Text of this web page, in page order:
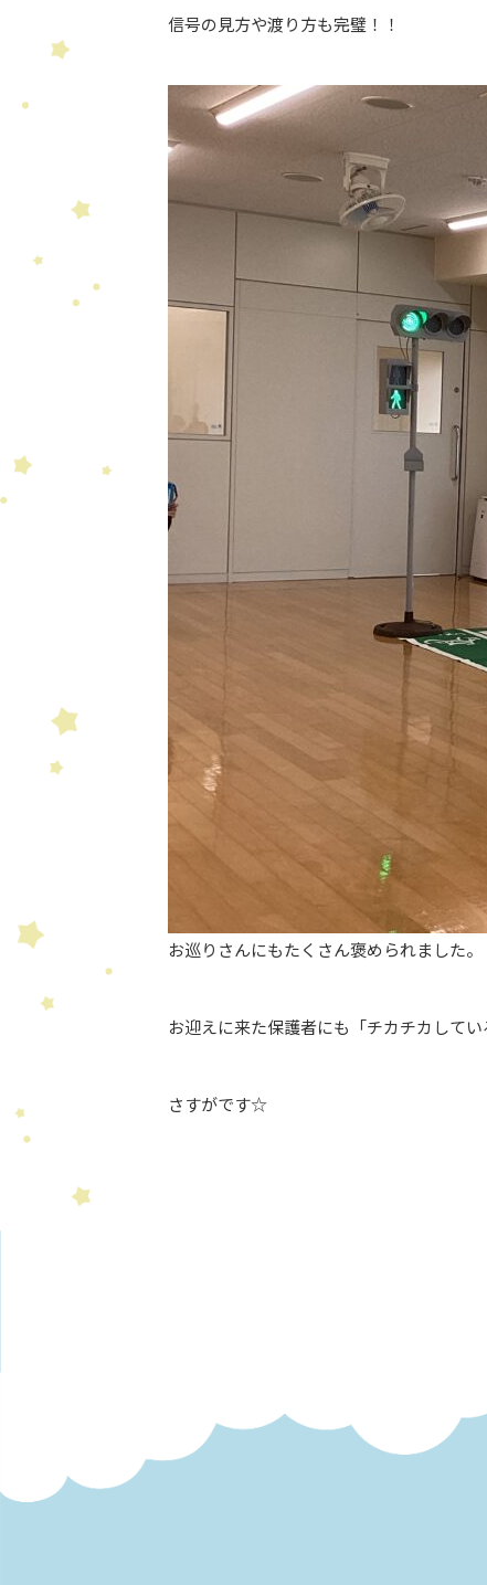
信号の見方や渡り方も完璧！！
お巡りさんにもたくさん褒められました。
お迎えに来た保護者にも「チカチカして
さすがです☆